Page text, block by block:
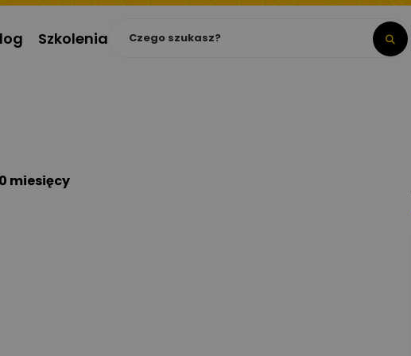
Szkolenia
miesięcy